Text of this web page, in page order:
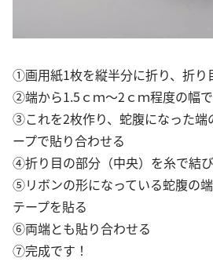
①画用紙1枚を縦半分に折り、折り
②端から1.5ｃｍ～2ｃｍ程度の幅
③これを2枚作り、蛇腹になった端
ープで貼り合わせる
④折り目の部分（中央）を糸で結
⑤リボンの形になっている蛇腹の
テープを貼る
⑥両端とも貼り合わせる
⑦完成です！